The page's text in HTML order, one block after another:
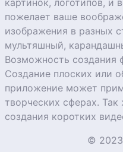
картинок, логотипов, и
пожелает ваше
изображения в разных
мультяшный,
Возможность создания
Создание плоских или
приложение может
творческих сферах.
создания коротких
©